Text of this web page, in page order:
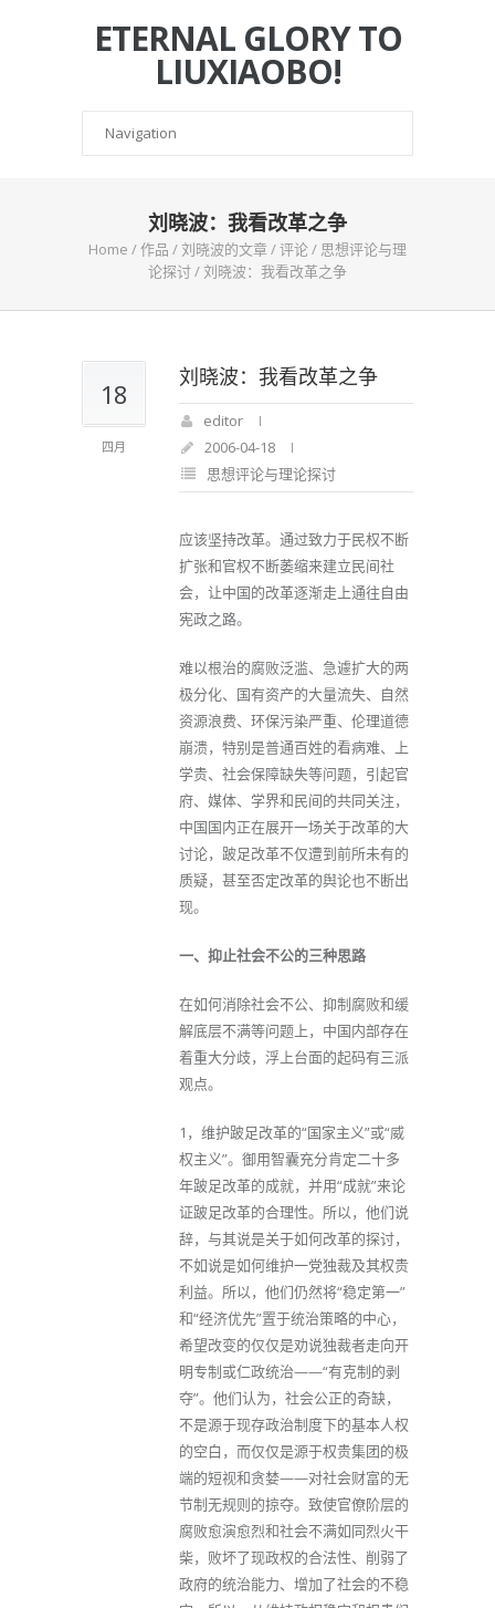
ETERNAL GLORY TO
LIUXIAOBO!
刘晓波：我看改革之争
Home /作品 /刘晓波的文章/评论/ 思想评论与理
论探讨/刘晓波：我看改革之争
18
四月
刘晓波：我看改革之争
editor
2006-04-18
思想评论与理论探讨
应该坚持改革。通过致力于民权不断
扩张和官权不断萎缩来建立民间社
会，让中国的改革逐渐走上通往自由
宪政之路。
难以根治的腐败泛滥、急遽扩大的两
极分化、国有资产的大量流失、自然
资源浪费、环保污染严重、伦理道德
崩溃，特别是普通百姓的看病难、上
学贵、社会保障缺失等问题，引起官
府、媒体、学界和民间的共同关注，
中国国内正在展开一场关于改革的大
讨论，跛足改革不仅遭到前所未有的
质疑，甚至否定改革的舆论也不断出
现。
一、抑止社会不公的三种思路
在如何消除社会不公、抑制腐败和缓
解底层不满等问题上，中国内部存在
着重大分歧，浮上台面的起码有三派
观点。
1，维护跛足改革的“国家主义”或“威
权主义”。御用智囊充分肯定二十多
年跛足改革的成就，并用“成就”来论
证跛足改革的合理性。所以，他们说
辞，与其说是关于如何改革的探讨，
不如说是如何维护一党独裁及其权贵
利益。所以，他们仍然将“稳定第一”
和“经济优先”置于统治策略的中心，
希望改变的仅仅是劝说独裁者走向开
明专制或仁政统治——“有克制的剥
夺”。他们认为，社会公正的奇缺，
不是源于现存政治制度下的基本人权
的空白，而仅仅是源于权贵集团的极
端的短视和贪婪——对社会财富的无
节制无规则的掠夺。致使官僚阶层的
腐败愈演愈烈和社会不满如同烈火干
柴，败坏了现政权的合法性、削弱了
政府的统治能力、增加了社会的不稳